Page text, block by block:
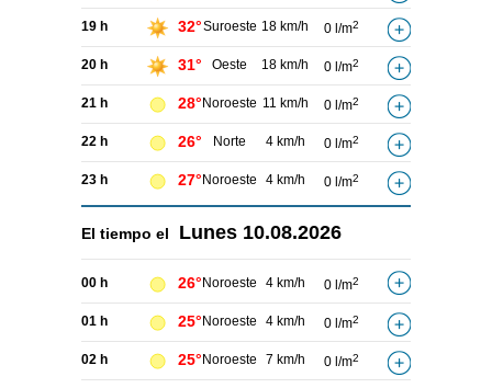
19 h 32°Suroeste 18 km/h 0 l/m2
20 h 31° Oeste 18 km/h 0 l/m2
21 h 28° Noroeste 11 km/h 0 l/m2
22 h 26° Norte 4 km/h 0 l/m2
23 h 27° Noroeste 4 km/h 0 l/m2
El tiempo el Lunes 10.08.2026
00 h 26° Noroeste 4 km/h 0 l/m2
01 h 25° Noroeste 4 km/h 0 l/m2
02 h 25° Noroeste 7 km/h 0 l/m2